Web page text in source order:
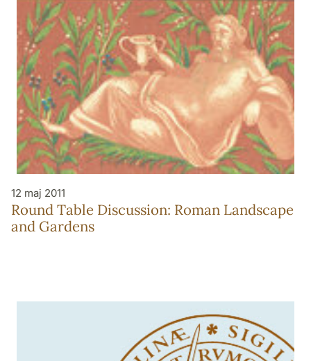
12 maj 2011
Round Table Discussion: Roman Landscape
and Gardens